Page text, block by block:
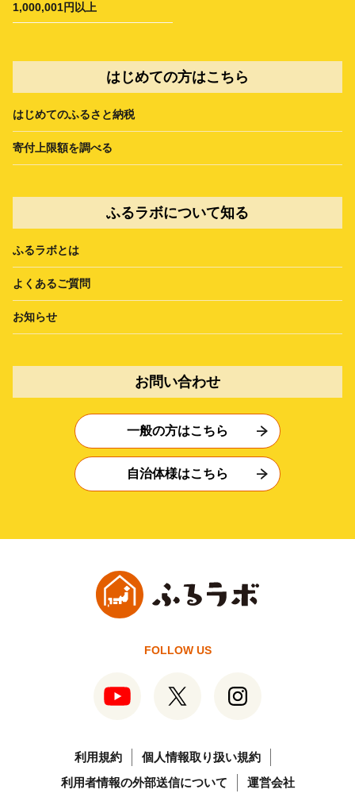
1,000,001円以上
はじめての方はこちら
はじめてのふるさと納税
寄付上限額を調べる
ふるラボについて知る
ふるラボとは
よくあるご質問
お知らせ
お問い合わせ
一般の方はこちら
自治体様はこちら
FOLLOW US
利用規約
個人情報取り扱い規約
利用者情報の外部送信について
運営会社